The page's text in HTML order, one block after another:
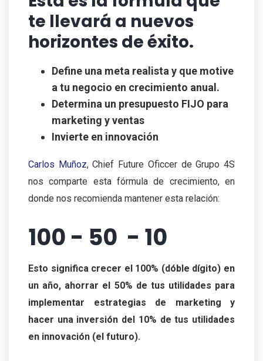
te llevará a nuevos
horizontes de éxito.
Define una meta realista y que motive
a tu negocio en crecimiento anual.
Determina un presupuesto FIJO para
marketing y ventas
Invierte en innovación
Carlos Muñoz, Chief Future Oficcer de Grupo 4S
nos comparte esta fórmula de crecimiento, en
donde nos recomienda mantener esta relación:
100 - 50 - 10
Esto significa crecer el 100% (dóble dígito) en
un año, ahorrar el 50% de tus utilidades para
implementar estrategias de marketing y
hacer una inversión del 10% de tus utilidades
en innovación (el futuro).